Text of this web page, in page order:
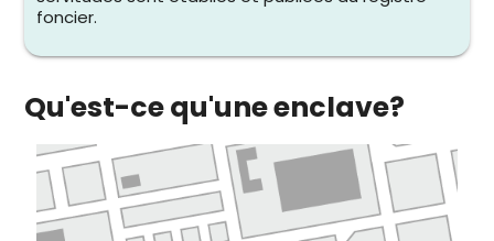
foncier.
Qu'est-ce qu'une enclave?